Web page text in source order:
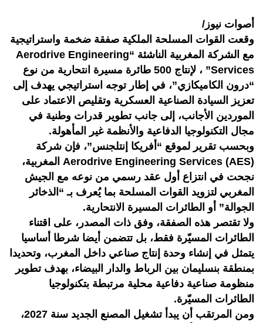
أصوات نيوز/
وقعت القوات المسلحة الملكية صفقة ضخمة واستراتيجية
مع الشركة المغربية الناشئة “Aerodrive Engineering
Services” ، لإنتاج 500 طائرة مسيرة انتحارية من نوع
“درون الكاميكازي”، في إطار توجه استراتيجي يهدف إلى
تعزيز السيادة الصناعية العسكرية وتقليص الاعتماد على
الموردين الأجانب، إلى جانب تطوير قدرات وطنية في
مجال التكنولوجيا الدفاعية والأنظمة غير المأهولة.
وبحسب تقرير لموقع “أفريكا إنتلجنس”، فإن شركة
Aerodrive Engineering Services (AES) المغربية،
نجحت في انتزاع أول عقد رسمي من نوعه مع الجيش
المغربي لتزويد القوات المسلحة بما يُعرف بـ “الذخائر
الجوالة” أو الطائرات المسيرة الانتحارية.
ولا تقتصر هذه الصفقة، وفق ذات المصدر، على اقتناء
الطائرات المسيّرة فقط، بل تتضمن أيضا شرطا أساسيا
يتمثل في إنشاء وحدة إنتاج صناعي داخل المغرب، وتحديدا
بمنطقة بنسليمان بين الرباط والدار البيضاء، بهدف تطوير
منظومة صناعية دفاعية محلية مرتبطة بتكنولوجيا
الطائرات المسيّرة.
ومن المرتقب أن يبدأ تشغيل المصنع الجديد سنة 2027،